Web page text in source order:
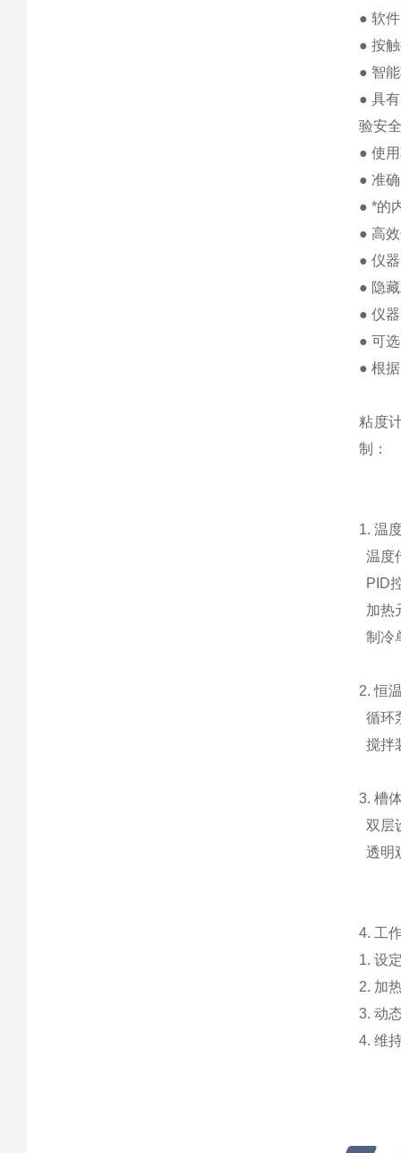
● 软
● 按
● 智
● 具
验安
● 使
● 准
● *的
● 高
● 仪
● 隐
● 仪
● 可
● 根
粘度
制：
1. 温
温度
PID
加热
制冷
2. 恒
循环
搅拌
3. 槽
双层
透明
4. 工
1. 设
2. 加
3. 动
4. 维